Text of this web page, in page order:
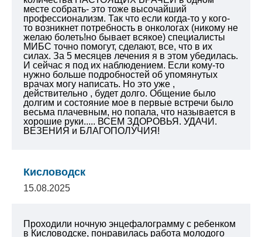
месте собрать- это тоже высочайший
профессионализм. Так что если когда-то у кого-
то возникнет потребность в онкологах (никому не
желаю болеть!но бывает всякое) специалисты
МИБС точно помогут, сделают, все, что в их
силах. За 5 месяцев лечения я в этом убедилась.
И сейчас я под их наблюдением. Если кому-то
нужно больше подробностей об упомянутых
врачах могу написать. Но это уже ,
действительно , будет долго. Общение было
долгим и состояние мое в первые встречи было
весьма плачевным, но попала, что называется в
хорошие руки..... ВСЕМ ЗДОРОВЬЯ. УДАЧИ.
ВЕЗЕНИЯ и БЛАГОПОЛУЧИЯ!
Кисловодск
15.08.2025
Проходили ночную энцефалограмму с ребенком
в Кисловодске, понравилась работа молодого